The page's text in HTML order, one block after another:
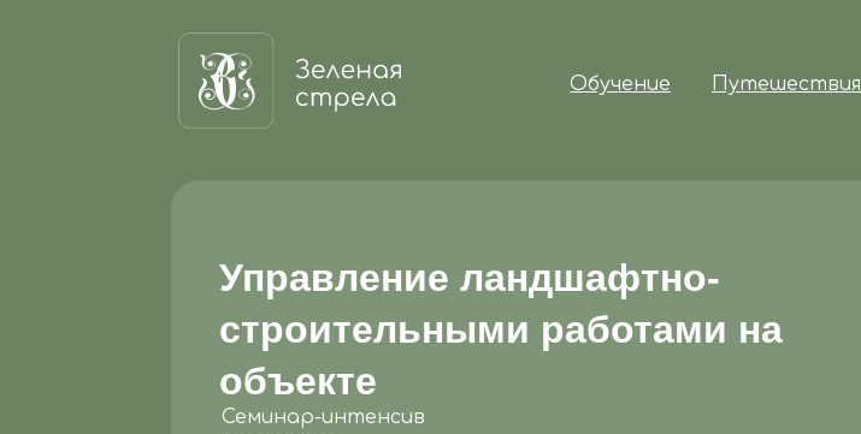
Путешествия
Обучение
Управление ландшафтно-
строительными работами на
объекте
Семинар-интенсив